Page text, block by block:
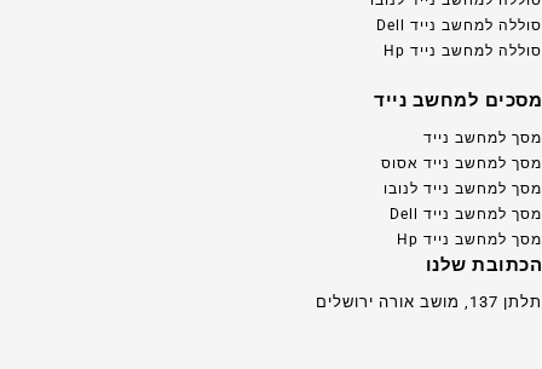
סוללה למחשב נייד Dell
סוללה למחשב נייד Hp
מסכים למחשב נייד
מסך למחשב נייד
מסך למחשב נייד אסוס
מסך למחשב נייד לנובו
מסך למחשב נייד Dell
מסך למחשב נייד Hp
הכתובת שלנו
תלתן 137, מושב אורה ירושלים